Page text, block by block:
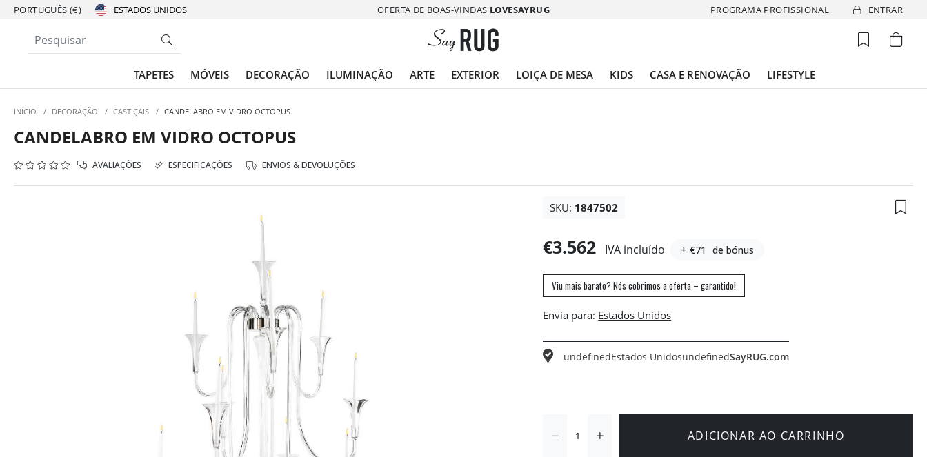
PORTUGUÊS (€) OFERTA DE BOAS-VINDAS LOVESAYRUG PROGRAMA PROFISSIONAL ENTRAR
TAPETES MÓVEIS DECORAÇÃO ILUMINAÇÃO ARTE EXTERIOR LOIÇA DE MESA KIDS CASA E RENOVAÇÃO LIFESTYLE
INÍCIO / DECORAÇÃO / CASTIÇAIS / CANDELABRO EM VIDRO OCTOPUS
CANDELABRO EM VIDRO OCTOPUS
AVALIAÇÕES ESPECIFICAÇÕES ENVIOS & DEVOLUÇÕES
SKU: 1847502
€3.562 IVA incluído + €71 de bónus
Viu mais barato? Nós cobrimos a oferta – garantido!
Envia para:
undefinedEstados UnidosundefinedSayRUG.com
ADICIONAR AO CARRINHO